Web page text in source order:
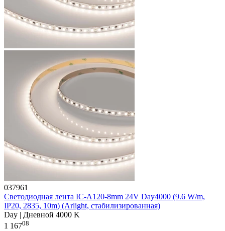
037961
Светодиодная лента IC-A120-8mm 24V Day4000 (9.6 W/m,
IP20, 2835, 10m) (Arlight, стабилизированная)
Day | Дневной 4000 K
1 16708